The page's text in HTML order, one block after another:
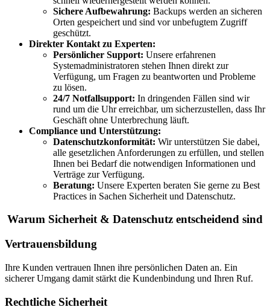
Sichere Aufbewahrung: Backups werden an sicheren
Orten gespeichert und sind vor unbefugtem Zugriff
geschützt.
Direkter Kontakt zu Experten:
Persönlicher Support: Unsere erfahrenen
Systemadministratoren stehen Ihnen direkt zur
Verfügung, um Fragen zu beantworten und Probleme
zu lösen.
24/7 Notfallsupport: In dringenden Fällen sind wir
rund um die Uhr erreichbar, um sicherzustellen, dass Ihr
Geschäft ohne Unterbrechung läuft.
Compliance und Unterstützung:
Datenschutzkonformität: Wir unterstützen Sie dabei,
alle gesetzlichen Anforderungen zu erfüllen, und stellen
Ihnen bei Bedarf die notwendigen Informationen und
Verträge zur Verfügung.
Beratung: Unsere Experten beraten Sie gerne zu Best
Practices in Sachen Sicherheit und Datenschutz.
Warum Sicherheit & Datenschutz entscheidend sind
Vertrauensbildung
Ihre Kunden vertrauen Ihnen ihre persönlichen Daten an. Ein
sicherer Umgang damit stärkt die Kundenbindung und Ihren Ruf.
Rechtliche Sicherheit